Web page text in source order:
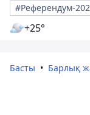
#Референдум-
+25°
Басты Барлық